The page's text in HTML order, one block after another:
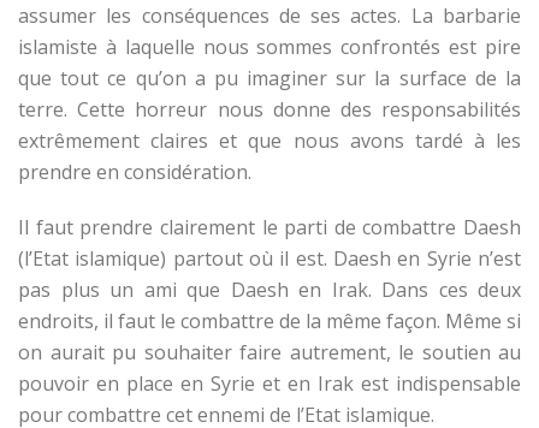
assumer les conséquences de ses actes. La barbarie
islamiste à laquelle nous sommes confrontés est pire
que tout ce qu’on a pu imaginer sur la surface de la
terre. Cette horreur nous donne des responsabilités
extrêmement claires et que nous avons tardé à les
prendre en considération.
Il faut prendre clairement le parti de combattre Daesh
(l’Etat islamique) partout où il est. Daesh en Syrie n’est
pas plus un ami que Daesh en Irak. Dans ces deux
endroits, il faut le combattre de la même façon. Même si
on aurait pu souhaiter faire autrement, le soutien au
pouvoir en place en Syrie et en Irak est indispensable
pour combattre cet ennemi de l’Etat islamique.